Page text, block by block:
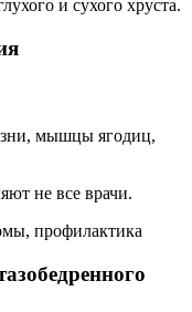
и сухого хруста.
мышцы ягодиц,
не все врачи.